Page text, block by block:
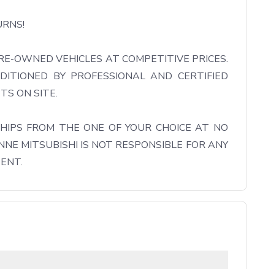
OWNED VEHICLES AT COMPETITIVE PRICES.
BY PROFESSIONAL AND CERTIFIED
ON SITE.
FROM THE ONE OF YOUR CHOICE AT NO
MITSUBISHI IS NOT RESPONSIBLE FOR ANY